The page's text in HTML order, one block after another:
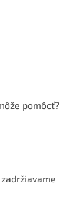
pomôcť?